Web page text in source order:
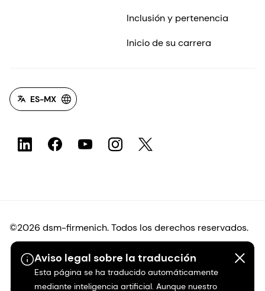
Aviso legal sobre la traducción
Esta página se ha traducido automáticamente
mediante inteligencia artificial. Aunque nuestro
Inclusión y pertenencia
Inicio de su carrera
ES-MX
©2026 dsm-firmenich. Todos los derechos reservados.
Protección de datos